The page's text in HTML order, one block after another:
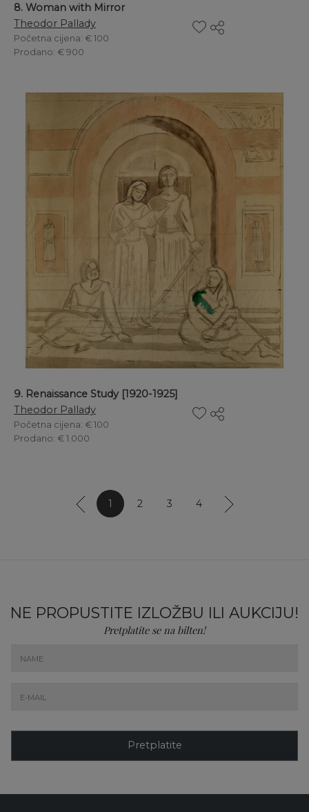
8. Woman with Mirror
Theodor Pallady
Početna cijena: € 100
Prodano: € 900
9. Renaissance Study [1920-1925]
Theodor Pallady
Početna cijena: € 100
Prodano: € 1.000
1 2 3 4
NE PROPUSTITE IZLOŽBU ILI AUKCIJU!
Pretplatite se na bilten!
Pretplatite